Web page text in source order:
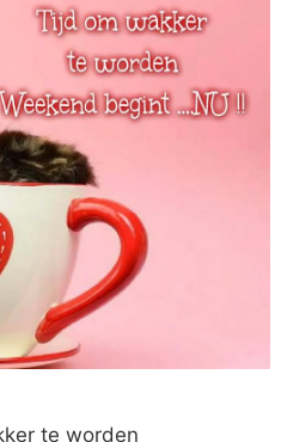
te worden